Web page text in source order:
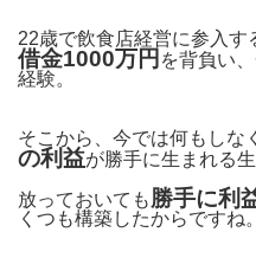
22歳で飲食店経営に参入す
借金1000万円 を背負い
経験。
そこから、今では何もしな
の利益が勝手に生まれる
放っておいても 勝手に利
くつも構築したからですね。